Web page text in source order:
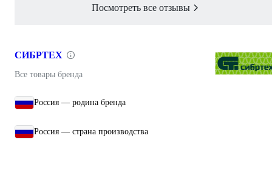
Посмотреть все отзывы
СИБРТЕХ
Все товары бренда
Россия — родина бренда
Россия — страна производства